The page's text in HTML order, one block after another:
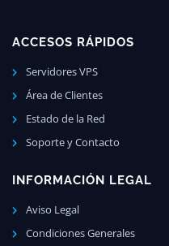
ACCESOS RÁPIDOS
Servidores VPS
Área de Clientes
Estado de la Red
Soporte y Contacto
INFORMACIÓN LEGAL
Aviso Legal
Condiciones Generales